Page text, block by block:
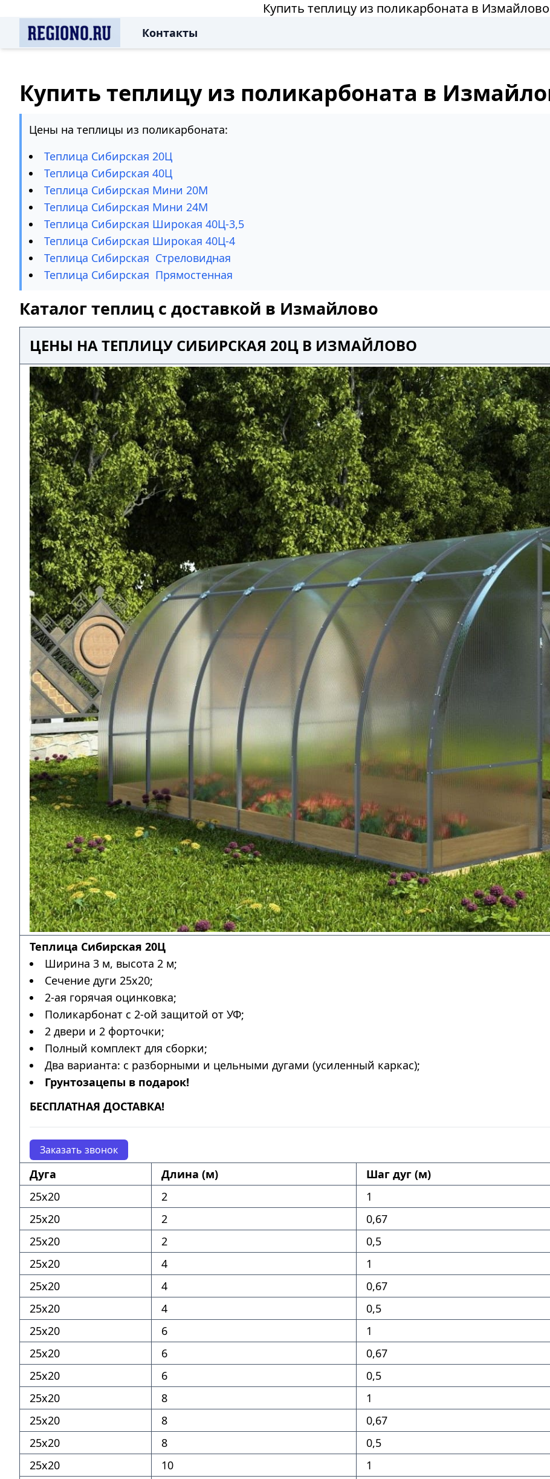
Купить теплицу из поликарбоната в Измайлово
Контакты
Купить теплицу из поликарбоната в
Цены на теплицы из поликарбоната:
Теплица Сибирская 20Ц
Теплица Сибирская 40Ц
Теплица Сибирская Мини 20М
Теплица Сибирская Мини 24М
Теплица Сибирская Широкая 40Ц-3,5
Теплица Сибирская Широкая 40Ц-4
Теплица Сибирская Стреловидная
Теплица Сибирская Прямостенная
Каталог теплиц с доставкой в Измайлово
ЦЕНЫ НА ТЕПЛИЦУ СИБИРСКАЯ 20Ц В ИЗМАЙЛОВО
Теплица Сибирская 20Ц
Ширина 3 м, высота 2 м;
Сечение дуги 25х20;
2-ая горячая оцинковка;
Поликарбонат с 2-ой защитой от УФ;
2 двери и 2 форточки;
Полный комплект для сборки;
Два варианта: с разборными и цельными дугами (усиленный каркас);
Грунтозацепы в подарок!
БЕСПЛАТНАЯ ДОСТАВКА!
Заказать звонок
Дуга Длина (м) Шаг дуг (м)
25х20
2 1
25х20
2 0,67
25х20
2 0,5
25х20
4 1
25х20
4 0,67
25х20
4 0,5
25х20
6 1
25х20
6 0,67
25х20
6 0,5
25х20
8 1
25х20
8 0,67
25х20
8 0,5
25х20
10 1